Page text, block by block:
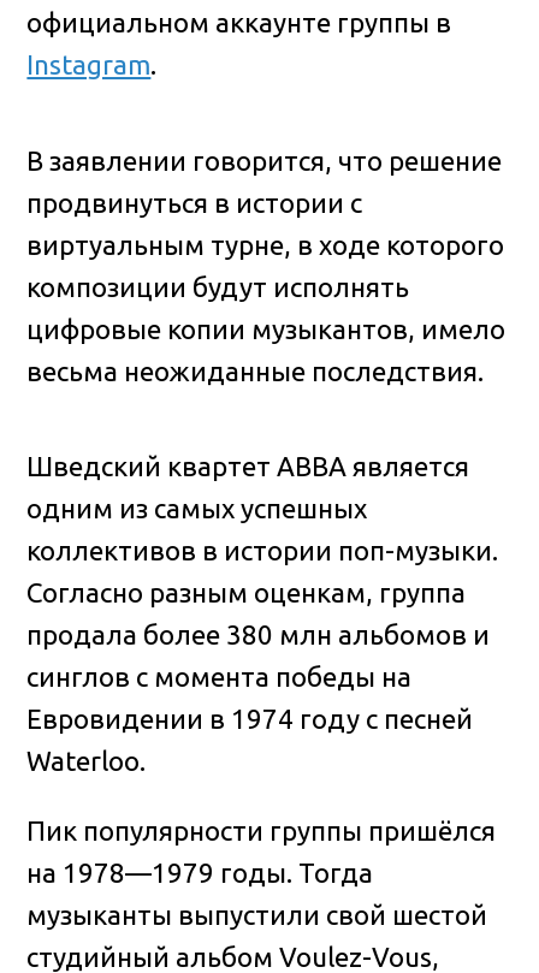
официальном аккаунте группы в
Instagram.
В заявлении говорится, что решение
продвинуться в истории с
виртуальным турне, в ходе которого
композиции будут исполнять
цифровые копии музыкантов, имело
весьма неожиданные последствия.
Шведский квартет ABBA является
одним из самых успешных
коллективов в истории поп-музыки.
Согласно разным оценкам, группа
продала более 380 млн альбомов и
синглов с момента победы на
Евровидении в 1974 году с песней
Waterloo.
Пик популярности группы пришёлся
на 1978—1979 годы. Тогда
музыканты выпустили свой шестой
студийный альбом Voulez-Vous,